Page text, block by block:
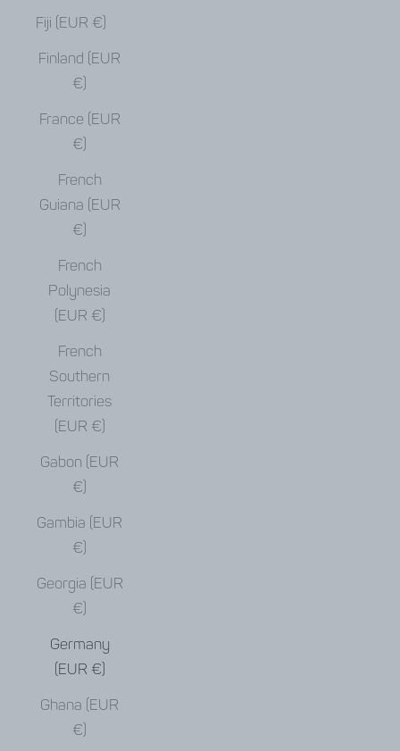
Fiji (EUR €)
Finland (EUR
€)
France (EUR
€)
French
Guiana (EUR
€)
French
Polynesia
(EUR €)
French
Southern
Territories
(EUR €)
Gabon (EUR
€)
Gambia (EUR
€)
Georgia (EUR
€)
Germany
(EUR €)
Ghana (EUR
€)